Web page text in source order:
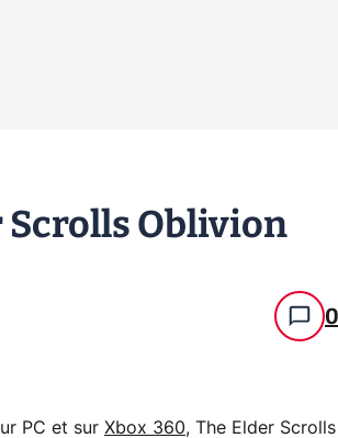
Scrolls Oblivion
0
PC et sur Xbox 360, The Elder Scrolls